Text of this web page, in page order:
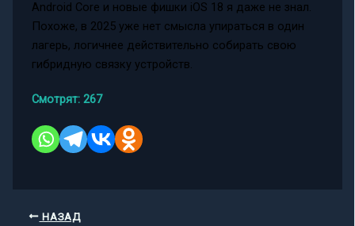
Android Core и новые фишки iOS 18 я даже не знал.
Похоже, в 2025 уже нет смысла упираться в один
лагерь, логичнее действительно собирать свою
гибридную связку устройств.
Смотрят: 267
НАЗАД